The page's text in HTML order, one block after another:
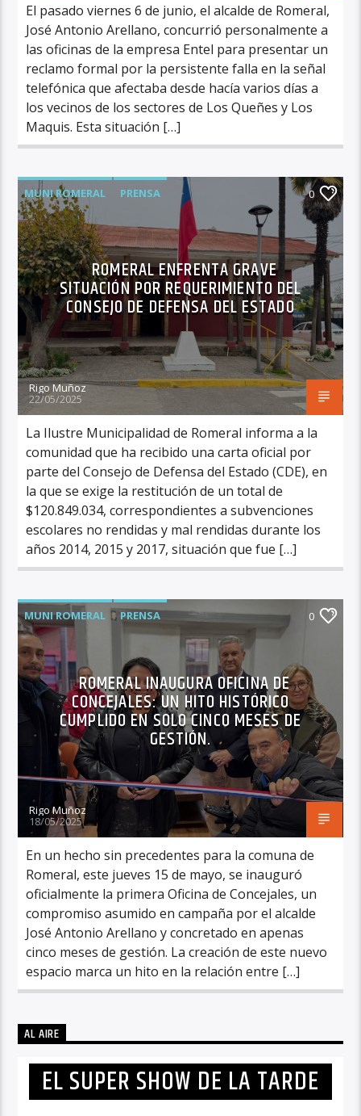
El pasado viernes 6 de junio, el alcalde de Romeral,
José Antonio Arellano, concurrió personalmente a
las oficinas de la empresa Entel para presentar un
reclamo formal por la persistente falla en la señal
telefónica que afectaba desde hacía varios días a
los vecinos de los sectores de Los Queñes y Los
Maquis. Esta situación […]
MUNI ROMERAL PRENSA 0
ROMERAL ENFRENTA GRAVE
SITUACIÓN POR REQUERIMIENTO DEL
CONSEJO DE DEFENSA DEL ESTADO
Rigo Muñoz
22/05/2025
La Ilustre Municipalidad de Romeral informa a la
comunidad que ha recibido una carta oficial por
parte del Consejo de Defensa del Estado (CDE), en
la que se exige la restitución de un total de
$120.849.034, correspondientes a subvenciones
escolares no rendidas y mal rendidas durante los
años 2014, 2015 y 2017, situación que fue […]
MUNI ROMERAL PRENSA 0
ROMERAL INAUGURA OFICINA DE
CONCEJALES: UN HITO HISTÓRICO
CUMPLIDO EN SOLO CINCO MESES DE
GESTIÓN.
Rigo Muñoz
18/05/2025
En un hecho sin precedentes para la comuna de
Romeral, este jueves 15 de mayo, se inauguró
oficialmente la primera Oficina de Concejales, un
compromiso asumido en campaña por el alcalde
José Antonio Arellano y concretado en apenas
cinco meses de gestión. La creación de este nuevo
espacio marca un hito en la relación entre […]
AL AIRE
EL SUPER SHOW DE LA TARDE